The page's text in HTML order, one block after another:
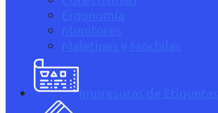
Ergonomía
Monitores
Maletines y Mochilas
Impresoras de Etiquetas